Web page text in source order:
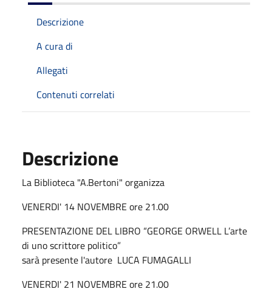
Descrizione
A cura di
Allegati
Contenuti correlati
Descrizione
La Biblioteca "A.Bertoni" organizza
VENERDI' 14 NOVEMBRE ore 21.00
PRESENTAZIONE DEL LIBRO “GEORGE ORWELL L’arte
di uno scrittore politico”
sarà presente l'autore LUCA FUMAGALLI
VENERDI' 21 NOVEMBRE ore 21.00